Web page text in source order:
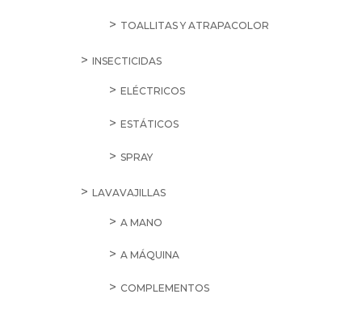
TOALLITAS Y ATRAPACOLOR
INSECTICIDAS
ELÉCTRICOS
ESTÁTICOS
SPRAY
LAVAVAJILLAS
A MANO
A MÁQUINA
COMPLEMENTOS